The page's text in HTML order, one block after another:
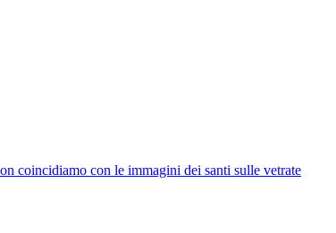
coincidiamo con le immagini dei santi sulle vetrate